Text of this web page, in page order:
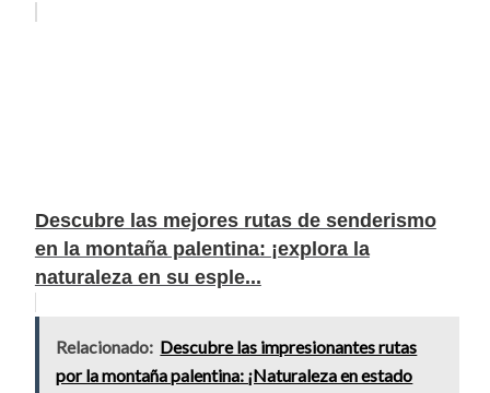
Descubre las mejores rutas de senderismo
en la montaña palentina: ¡explora la
naturaleza en su esple...
Relacionado: Descubre las impresionantes rutas
por la montaña palentina: ¡Naturaleza en estado